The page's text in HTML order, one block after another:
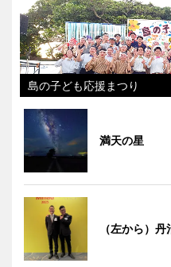
島の子ども応援まつり
満天の星
（左から）